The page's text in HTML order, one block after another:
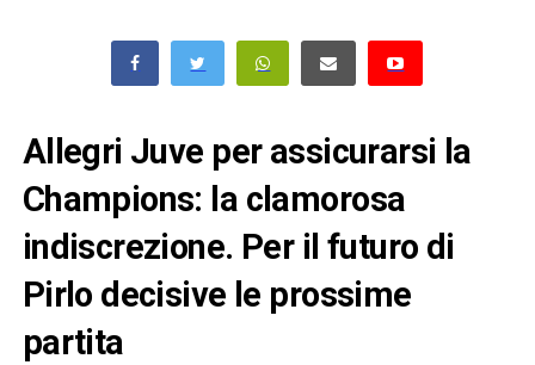
Allegri Juve per assicurarsi la
Champions: la clamorosa
indiscrezione. Per il futuro di
Pirlo decisive le prossime
partita